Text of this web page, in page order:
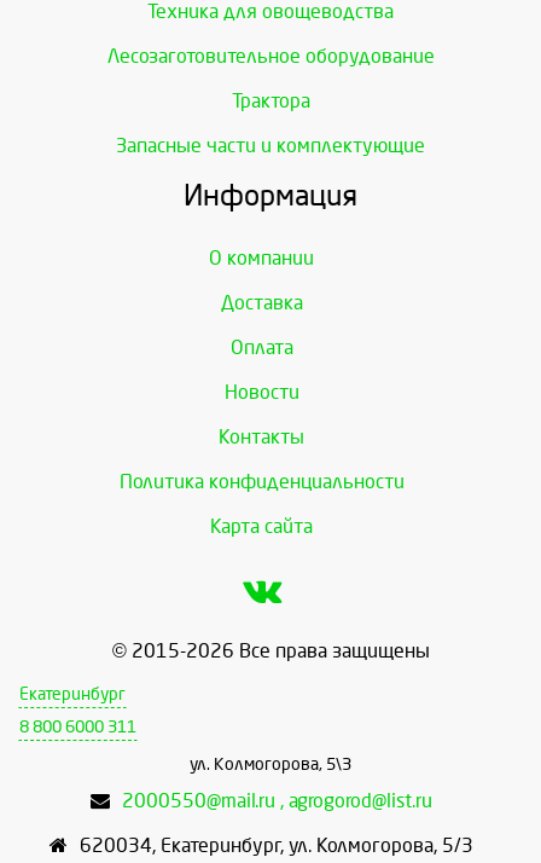
Техника для овощеводства
Лесозаготовительное оборудование
Трактора
Запасные части и комплектующие
Информация
О компании
Доставка
Оплата
Новости
Контакты
Политика конфиденциальности
Карта сайта
© 2015-2026 Все права защищены
Екатеринбург
8 800 6000 311
ул. Колмогорова, 5\3
2000550@mail.ru , agrogorod@list.ru
620034, Екатеринбург, ул. Колмогорова, 5/3